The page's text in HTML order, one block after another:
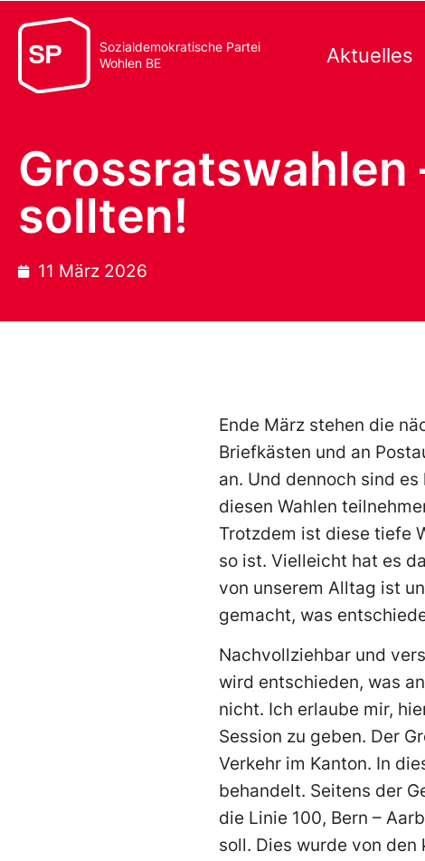
Sozialdemokratische Partei
Wohlen BE
Aktuelles
Grossratswahlen
sollten!
11 März 2026
Ende März stehen die
Briefkästen und an
an. Und dennoch sind
diesen Wahlen
Trotzdem ist diese tiefe
so ist. Vielleicht hat es
von unserem Alltag ist
gemacht, was
Nachvollziehbar und
wird entschieden, was
nicht. Ich erlaube mir,
Session zu geben. Der
Verkehr im Kanton. In
behandelt. Seitens der
die Linie 100, Bern –
soll. Dies wurde von